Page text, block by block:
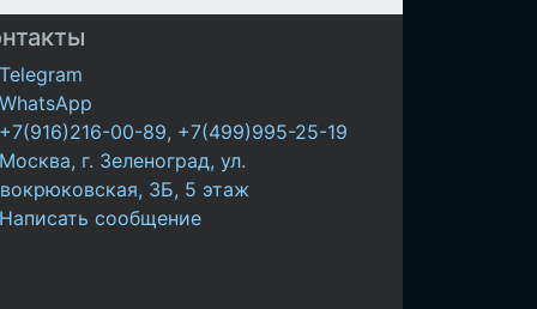
00-89, +7(499)995-25-19
г. Зеленоград, ул.
3Б, 5 этаж
сообщение